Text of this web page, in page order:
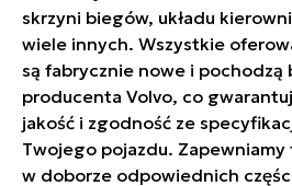
skrzyni biegów, układu
wiele innych. Wszystkie
są fabrycznie nowe i pochodzą
producenta Volvo, co
jakość i zgodność ze
Twojego pojazdu.
w doborze odpowiednich